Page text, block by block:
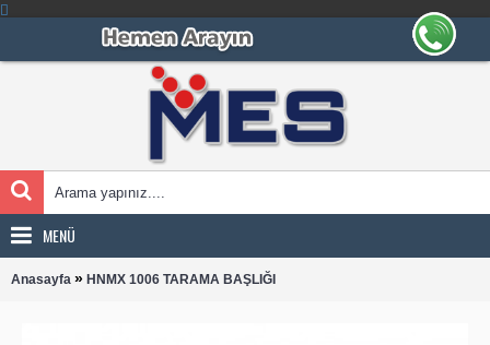
MENÜ
Anasayfa » HNMX 1006 TARAMA BAŞLIĞI